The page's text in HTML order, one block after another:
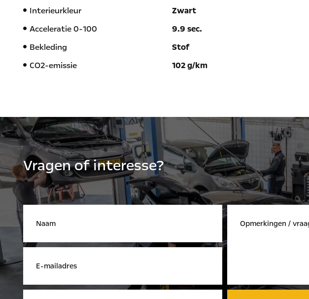
Interieurkleur
Zwart
Acceleratie 0-100
9.9 sec.
Bekleding
Stof
CO2-emissie
102 g/km
Vragen of interesse?